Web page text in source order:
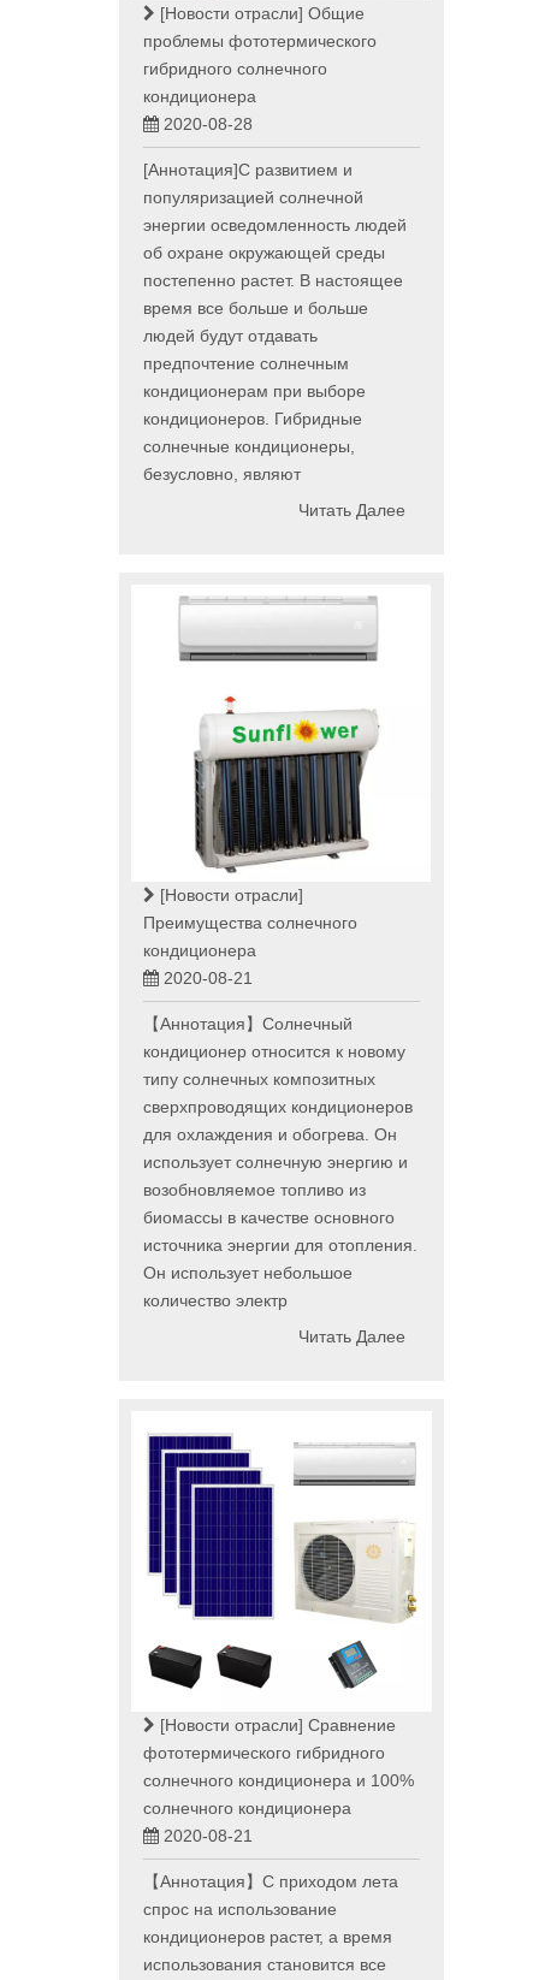
[Новости отрасли] Общие
проблемы фототермического
гибридного солнечного
кондиционера
2020-08-28
[Аннотация]С развитием и
популяризацией солнечной
энергии осведомленность людей
об охране окружающей среды
постепенно растет. В настоящее
время все больше и больше
людей будут отдавать
предпочтение солнечным
кондиционерам при выборе
кондиционеров. Гибридные
солнечные кондиционеры,
безусловно, являют
Читать Далее
[Новости отрасли]
Преимущества солнечного
кондиционера
2020-08-21
【Аннотация】Солнечный
кондиционер относится к новому
типу солнечных композитных
сверхпроводящих кондиционеров
для охлаждения и обогрева. Он
использует солнечную энергию и
возобновляемое топливо из
биомассы в качестве основного
источника энергии для отопления.
Он использует небольшое
количество электр
Читать Далее
[Новости отрасли] Сравнение
фототермического гибридного
солнечного кондиционера и 100%
солнечного кондиционера
2020-08-21
【Аннотация】С приходом лета
спрос на использование
кондиционеров растет, а время
использования становится все